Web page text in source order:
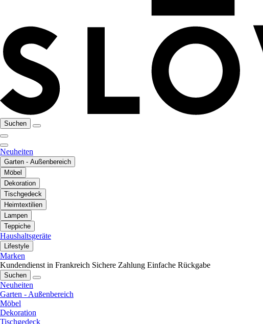
Suchen
Neuheiten
Garten - Außenbereich
Möbel
Dekoration
Tischgedeck
Heimtextilien
Lampen
Teppiche
Haushaltsgeräte
Lifestyle
Marken
Kundendienst in Frankreich Sichere Zahlung Einfache Rückgabe
Suchen
Neuheiten
Garten - Außenbereich
Möbel
Dekoration
Tischgedeck